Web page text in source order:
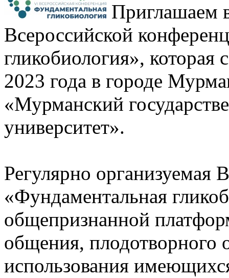
Приглашаем
Всероссийской
гликобиология», которая
2023 года в городе
«Мурманский
университет».
Регулярно организуемая
«Фундаментальная
общепризнанной
общения, плодотворного
использования